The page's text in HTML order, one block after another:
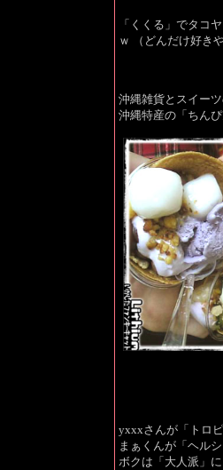
「くくる」でタコ
ｗ （どんだけ好き
沖縄雑貨とスイー
沖縄特産の「ちん
yxxxさんが「トロ
まぁくんが「ヘル
ボクは「大人派」